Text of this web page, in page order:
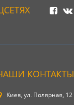
КОНТАКТЫ
Киев, ул. Полярная, 12